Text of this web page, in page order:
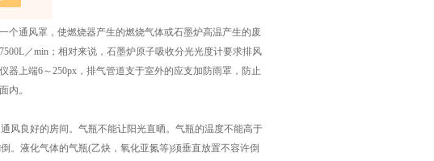
通风罩，使燃烧器产生的燃烧气体或石墨炉高温产生的废
／min；相对来说，石墨炉原子吸收分光光度计要求排风
上端6～250px，排气管道支于室外的应支加防雨罩，防止
内。
良好的房间。气瓶不能让阳光直晒。气瓶的温度不能高于
。液化气体的气瓶(乙炔，氧化亚氮等)须垂直放置不容许倒